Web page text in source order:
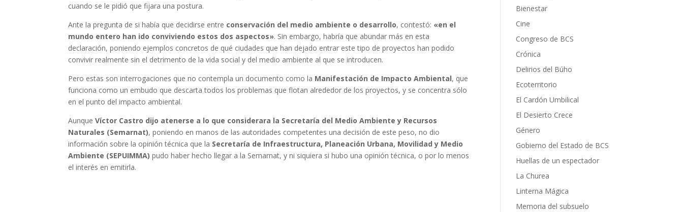
cuando se le pidió que fijara una postura.
Ante la pregunta de si había que decidirse entre conservación del medio ambiente o desarrollo, contestó: «en el
mundo entero han ido conviviendo estos dos aspectos». Sin embargo, habría que abundar más en esta
declaración, poniendo ejemplos concretos de qué ciudades que han dejado entrar este tipo de proyectos han podido
convivir realmente sin el detrimento de la vida social y del medio ambiente al que se introducen.
Pero estas son interrogaciones que no contempla un documento como la Manifestación de Impacto Ambiental, que
funciona como un embudo que descarta todos los problemas que flotan alrededor de los proyectos, y se concentra sólo
en el punto del impacto ambiental.
AunqueVíctor Castro dijo atenerse a lo que considerara la Secretaría del Medio Ambiente y Recursos
Naturales (Semarnat), poniendo en manos de las autoridades competentes una decisión de este peso, no dio
información sobre la opinión técnica que la Secretaría de Infraestructura, Planeación Urbana, Movilidad y Medio
Ambiente (SEPUIMMA) pudo haber hecho llegar a la Semarnat, y ni siquiera si hubo una opinión técnica, o por lo menos
el interés en emitirla.
Bienestar
Cine
Congreso de BCS
Crónica
Delirios del Búho
Ecoterritorio
El Cardón Umbilical
El Desierto Crece
Género
Gobierno del Estado de BCS
Huellas de un espectador
La Churea
Linterna Mágica
Memoria del subsuelo